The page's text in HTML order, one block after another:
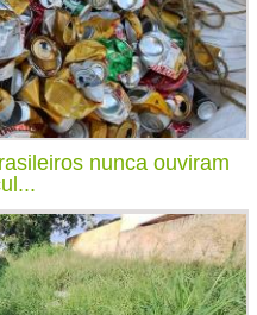
nunca ouviram